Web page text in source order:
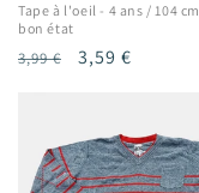
Tape à l'oeil - 4 ans / 104 cm
bon état
Prix
3,99 €
Prix
3,59 €